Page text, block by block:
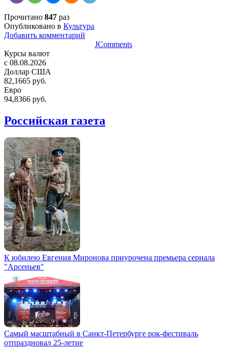
Прочитано 847 раз
Опубликовано в Культура
Добавить комментарий
JComments
Курсы валют
c 08.08.2026
Доллар США
82,1665 руб.
Евро
94,8366 руб.
Российская газета
К юбилею Евгения Миронова приурочена премьера сериала
"Арсеньев"
Самый масштабный в Санкт-Петербурге рок-фестиваль
отпраздновал 25-летие